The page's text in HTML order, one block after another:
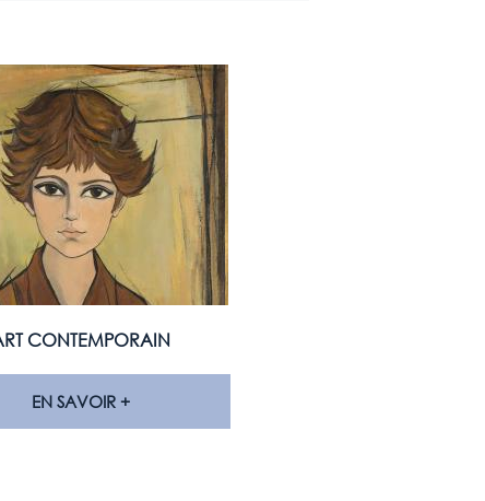
CONTEMPORAIN
EN SAVOIR +